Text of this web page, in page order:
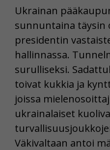
Ukrainan
sunnuntaina täysin
presidentin
hallinnassa.
surulliseksi.
toivat kukkia ja
joissa
ukrainalaiset
Väkivaltaan antoi